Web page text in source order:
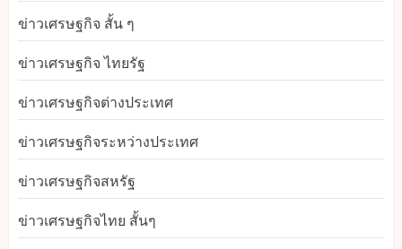
ข่าวเศรษฐกิจ สั้น ๆ
ข่าวเศรษฐกิจ ไทยรัฐ
ข่าวเศรษฐกิจต่างประเทศ
ข่าวเศรษฐกิจระหว่างประเทศ
ข่าวเศรษฐกิจสหรัฐ
ข่าวเศรษฐกิจไทย สั้นๆ